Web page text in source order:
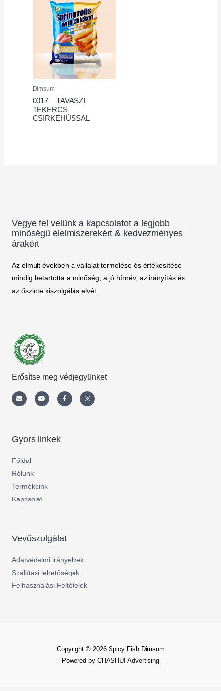
Dimsum
0017 – TAVASZI
TEKERCS
CSIRKEHÚSSAL
Vegye fel velünk a kapcsolatot a legjobb
minőségű élelmiszerekért & kedvezményes
árakért
Az elmúlt években a vállalat termelése és értékesítése
mindig betartotta a minőség, a jó hírnév, az irányítás és
az őszinte kiszolgálás elvét.
Erősítse meg védjegyünket
f
Gyors linkek
Főldal
Rólunk
Termékeink
Kapcsolat
Vevőszolgálat
Adatvédelmi irányelvek
Szállítási lehetőségek
Felhasználási Feltételek
Copyright © 2026 Spicy Fish Dimsum
Powered by CHASHUI Advertising